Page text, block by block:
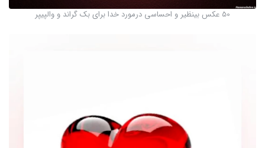
50 عکس بینظیر و احساسی درمورد خدا برای بک گراند و والپیپر